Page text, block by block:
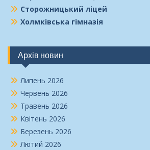
Сторожницький ліцей
Холмківська гімназія
Архів новин
Липень 2026
Червень 2026
Травень 2026
Квітень 2026
Березень 2026
Лютий 2026